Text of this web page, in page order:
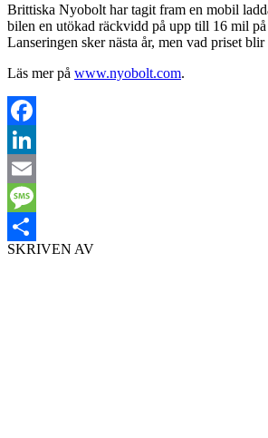
Brittiska Nyobolt har tagit fram en mobil
bilen en utökad räckvidd på upp till 16 mil
Lanseringen sker nästa år, men vad priset
Läs mer på www.nyobolt.com.
Facebook
LinkedIn
Email
Message
Dela
SKRIVEN AV